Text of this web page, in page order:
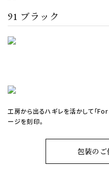
91 ブラック
工房から出るハギレを活かして「
ージを刻印。
包装の